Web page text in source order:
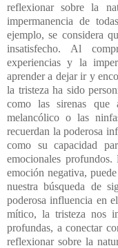
reflexionar sobre la
impermanencia de
ejemplo, se considera
insatisfecho. Al
experiencias y la
aprender a dejar ir y
la tristeza ha sido
como las sirenas que
melancólico o las
recuerdan la poderosa
como su capacidad
emocionales
emoción negativa,
nuestra búsqueda de
poderosa influencia en
mítico, la tristeza nos
profundas, a conectar
reflexionar sobre la